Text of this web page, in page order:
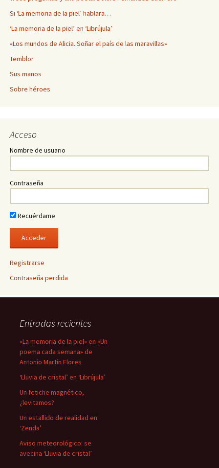
Si ‘La memoria de la piel’ hablara…
‘La memoria de la piel’ en ‘Librújula’
«Los mundos de Alicia. Soñar el país de las maravillas»
Temblor
Sus manos
Sobre héroes
Acceso
Nombre de usuario
Contraseña
Recuérdame
Registrarse
Contraseña perdida
Entradas recientes
«La memoria de la piel» en «Un
poema cada semana» de
Antonio Martín Flores
‘Lluvia de cristal’ en ‘Librújula’
Un fetiche magnético,
¿levitamos?
Un estallido de realidad en
‘Zenda’
Aviso meteorológico: se
avecina ‘Lluvia de cristal’